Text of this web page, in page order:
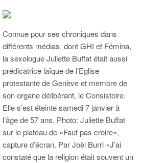
Connue pour ses chroniques dans
différents médias, dont GHI et Fémina,
la sexologue Juliette Buffat était aussi
prédicatrice laïque de l’Eglise
protestante de Genève et membre de
son organe délibérant, le Consistoire.
Elle s’est éteinte samedi 7 janvier à
l’âge de 57 ans. Photo: Juliette Buffat
sur le plateau de «Faut pas croire»,
capture d’écran. Par Joël Burri «J’ai
constaté que la religion était souvent un